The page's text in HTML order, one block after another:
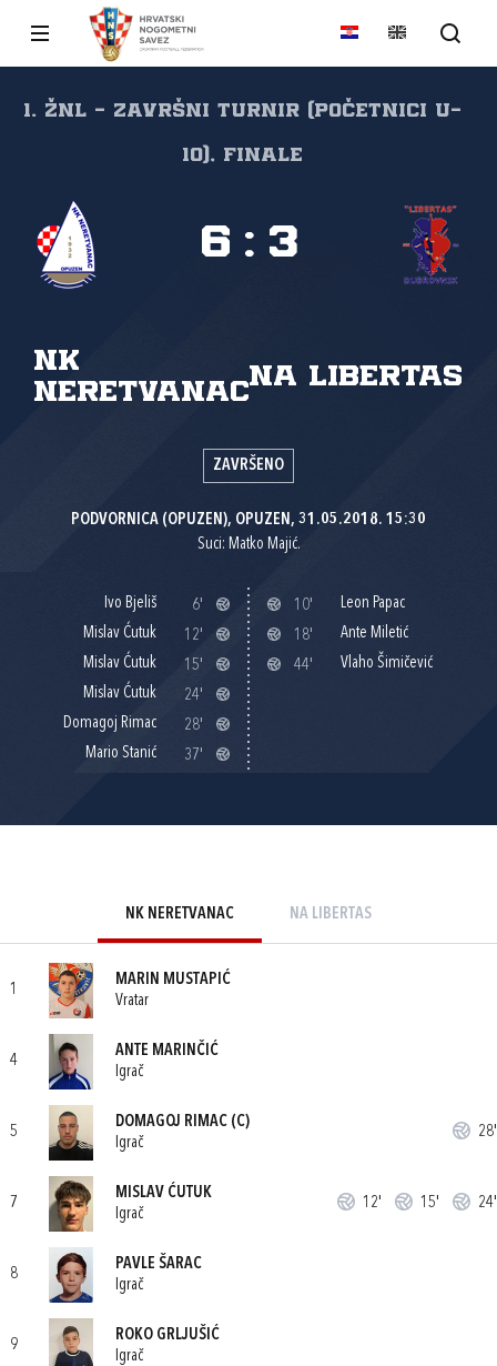
1. ŽNL - Završni turnir (početnici U-
10), Finale
NK
Neretvanac
NA Libertas
6 : 3
ZAVRŠENO
PODVORNICA (OPUZEN), OPUZEN, 31.05.2018. 15:30
Suci: Matko Majić.
Ivo Bjeliš
6'
Mislav Ćutuk
12'
Mislav Ćutuk
15'
Mislav Ćutuk
24'
Domagoj Rimac
28'
Mario Stanić
37'
10'
Leon Papac
18'
Ante Miletić
44'
Vlaho Šimičević
NK NERETVANAC NA LIBERTAS
1
MARIN MUSTAPIĆ
Vratar
4
ANTE MARINČIĆ
Igrač
5
DOMAGOJ RIMAC (C)
Igrač
28'
7
MISLAV ĆUTUK
Igrač
12' 15' 24'
8
PAVLE ŠARAC
Igrač
9
ROKO GRLJUŠIĆ
Igrač